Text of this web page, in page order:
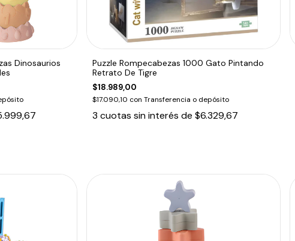
Dinosaurios
Puzzle Rompecabezas 1000 Gato Pintando
Retrato De Tigre
$18.989,00
$17.090,10 con Transferencia o depósito
3 cuotas sin interés de $6.329,67